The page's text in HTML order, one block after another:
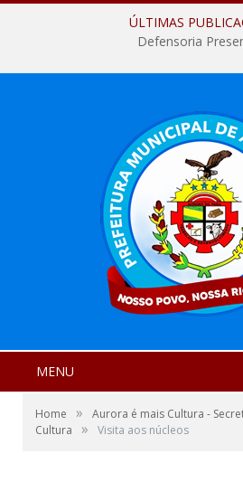
ÚLTIMAS
Defensoria
MENU
Home »
Aurora é mais Cultura -
Cultura
» Visita aos núcleos